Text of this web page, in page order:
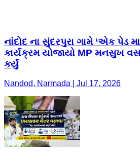
નાંદોદ ના સુંદરપુરા ગામે ‘એક પેડ
કાર્યક્રમ યોજાયો MP મનસુખ
કર્યું
Nandod, Narmada | Jul 17, 2026